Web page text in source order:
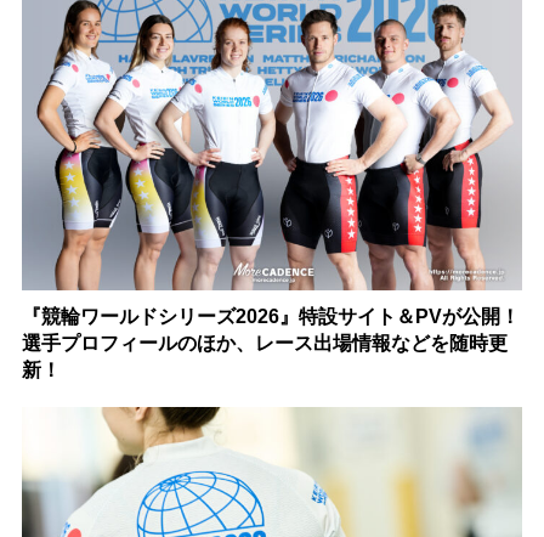
『競輪ワールドシリーズ2026』特設サイト＆PVが公開！
選手プロフィールのほか、レース出場情報などを随時更
新！